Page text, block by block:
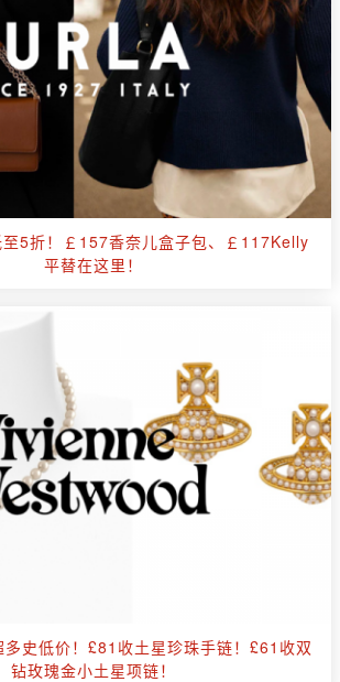
5折！￡157香奈儿盒子包、￡117Kelly
平替在这里！
史低价！£81收土星珍珠手链！£61收双
钻玫瑰金小土星项链！